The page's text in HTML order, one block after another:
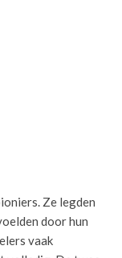
Ze legden
door hun
vaak